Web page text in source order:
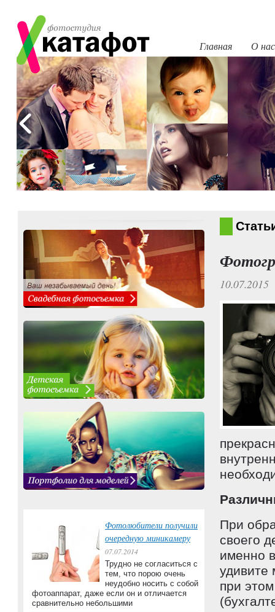
Главная О нас
10.07.2015
При
своего
именно
удивите
при
Фотолюбители получили
очередную миникамеру
07.07.2014
Трудно не согласиться с
тем, что порою очень
неудобно носить с собой
фотоаппарат, даже если он и отличается
сравнительно небольшими